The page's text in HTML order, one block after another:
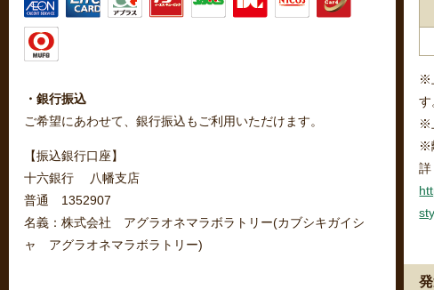
・銀行振込
ご希望にあわせて、銀行振込もご利用いただけます。
【振込銀行口座】
十六銀行 八幡支店
普通 1352907
名義：株式会社 アグラオネマラボラトリー(カブシキガイシ
ャ アグラオネマラボラトリー)
※
す
※
※
詳